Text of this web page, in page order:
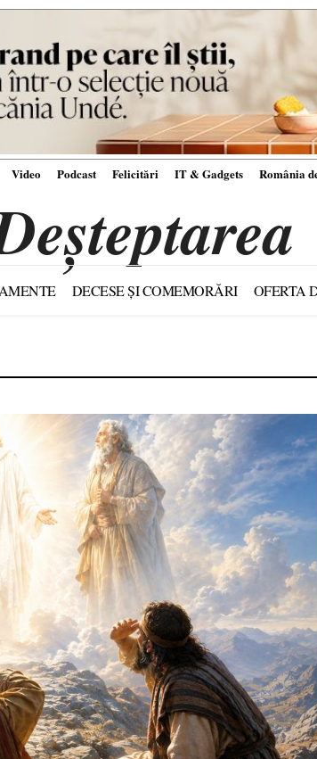
Video Podcast Felicitări IT & Gadgets România
DECESE ȘI COMEMORĂRI OFERTA